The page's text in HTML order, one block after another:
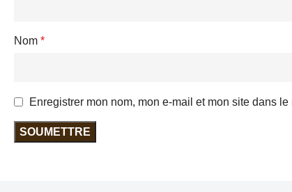
Nom *
Enregistrer mon nom, mon e-mail et mon site dans